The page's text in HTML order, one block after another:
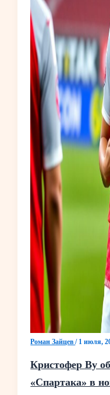
Роман Зайцев/ 1 июля,
Кристофер Ву
«Спартака» в